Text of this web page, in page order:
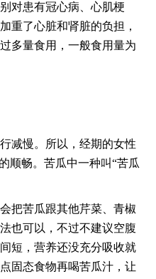
对患有冠心病、心肌梗
重了心脏和肾脏的负担，
多量食用，一般食用量为
减慢。所以，经期的女性
顺畅。苦瓜中一种叫“苦瓜
把苦瓜跟其他芹菜、青椒
也可以，不过不建议空腹
短，营养还没充分吸收就
固态食物再喝苦瓜汁，让